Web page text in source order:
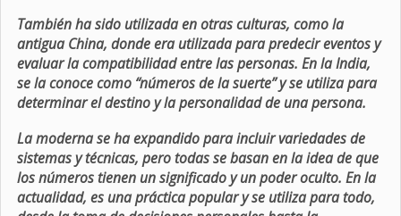
También ha sido utilizada en otras culturas, como la
antigua China, donde era utilizada para predecir eventos y
evaluar la compatibilidad entre las personas. En la India,
se la conoce como “números de la suerte” y se utiliza para
determinar el destino y la personalidad de una persona.
La moderna se ha expandido para incluir variedades de
sistemas y técnicas, pero todas se basan en la idea de que
los números tienen un significado y un poder oculto. En la
actualidad, es una práctica popular y se utiliza para todo,